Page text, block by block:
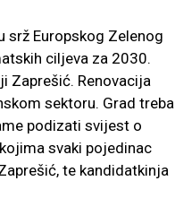
srž Europskog Zelenog
ciljeva za 2030.
Zaprešić. Renovacija
sektoru. Grad treba
podizati svijest o
svaki pojedinac
te kandidatkinja